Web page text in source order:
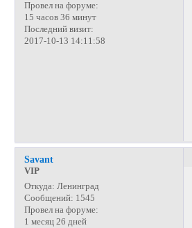
Провел на форуме:
15 часов 36 минут
Последний визит:
2017-10-13 14:11:58
Savant
VIP
Откуда: Ленинград
Сообщений: 1545
Провел на форуме:
1 месяц 26 дней